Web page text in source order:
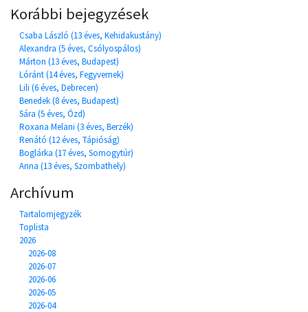
Korábbi bejegyzések
Csaba László (13 éves, Kehidakustány)
Alexandra (5 éves, Csólyospálos)
Márton (13 éves, Budapest)
Lóránt (14 éves, Fegyvernek)
Lili (6 éves, Debrecen)
Benedek (8 éves, Budapest)
Sára (5 éves, Ózd)
Roxana Melani (3 éves, Berzék)
Renátó (12 éves, Tápióság)
Boglárka (17 éves, Somogytúr)
Anna (13 éves, Szombathely)
Archívum
Tartalomjegyzék
Toplista
2026
2026-08
2026-07
2026-06
2026-05
2026-04